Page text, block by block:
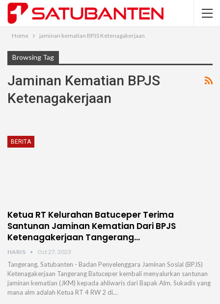
Home jaminan kematian BPJS Ketenagakerjaan
Browsing Tag
Jaminan Kematian BPJS
Ketenagakerjaan
BERITA
Ketua RT Kelurahan Batuceper Terima
Santunan Jaminan Kematian Dari BPJS
Ketenagakerjaan Tangerang…
HARIS Oct 27, 2023
Tangerang, Satubanten - Badan Penyelenggara Jaminan Sosial (BPJS)
Ketenagakerjaan Tangerang Batuceper kembali menyalurkan santunan
jaminan kematian (JKM) kepada ahliwaris dari Bapak Alm. Sukadis yang
mana alm adalah Ketua RT 4 RW 2 di…